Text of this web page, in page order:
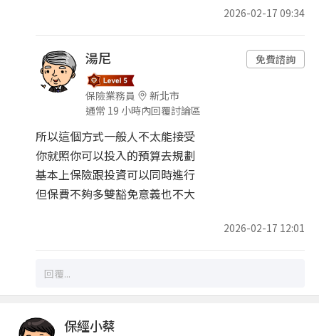
2026-02-17 09:34
湯尼
保險業務員
新北市
通常 19 小時內回覆討論區
免費諮詢
所以這個方式一般人不太能接受
你就照你可以投入的預算去規劃
基本上保險跟投資可以同時進行
但保費不夠多雙豁免意義也不大
2026-02-17 12:01
保經小蔡